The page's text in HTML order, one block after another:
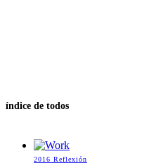
índice de todos
2016 Reflexión